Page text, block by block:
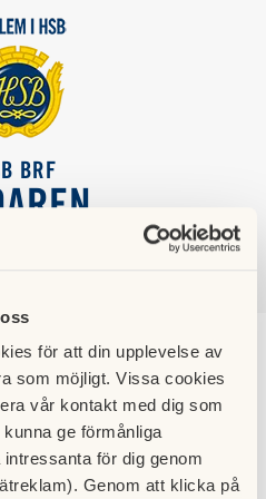
för att din upplevelse av
som möjligt. Vissa cookies
vår kontakt med dig som
ge förmånliga
för dig genom
Genom att klicka på
BRF
och